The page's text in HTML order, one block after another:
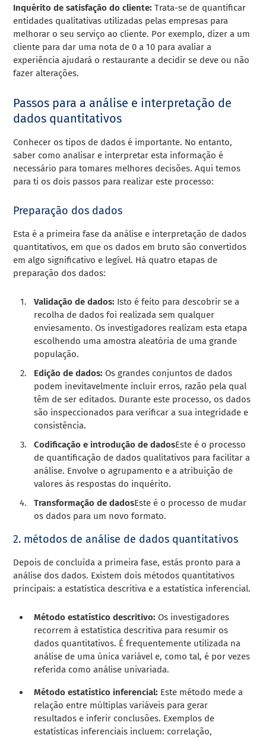
Inquérito de satisfação do cliente:Trata-se de quantificar
entidades qualitativas utilizadas pelas empresas para
melhorar o seu serviço ao cliente. Por exemplo, dizer a um
cliente para dar uma nota de 0 a 10 para avaliar a
experiência ajudará o restaurante a decidir se deve ou não
fazer alterações.
Passos para a análise e interpretação de
dados quantitativos
Conhecer os tipos de dados é importante. No entanto,
saber como analisar e interpretar esta informação é
necessário para tomares melhores decisões. Aqui temos
para ti os dois passos para realizar este processo:
Preparação dos dados
Esta é a primeira fase da análise e interpretação de dados
quantitativos, em que os dados em bruto são convertidos
em algo significativo e legível. Há quatro etapas de
preparação dos dados:
Validação de dados: Isto é feito para descobrir se a
recolha de dados foi realizada sem qualquer
enviesamento. Os investigadores realizam esta etapa
escolhendo uma amostra aleatória de uma grande
população.
Edição de dados: Os grandes conjuntos de dados
podem inevitavelmente incluir erros, razão pela qual
têm de ser editados. Durante este processo, os dados
são inspeccionados para verificar a sua integridade e
consistência.
Codificação e introdução de dadosEste é o processo
de quantificação de dados qualitativos para facilitar a
análise. Envolve o agrupamento e a atribuição de
valores às respostas do inquérito.
Transformação de dadosEste é o processo de mudar
os dados para um novo formato.
2. métodos de análise de dados quantitativos
Depois de concluída a primeira fase, estás pronto para a
análise dos dados. Existem dois métodos quantitativos
principais: a estatística descritiva e a estatística inferencial.
Método estatístico descritivo:Os investigadores
recorrem à estatística descritiva para resumir os
dados quantitativos. É frequentemente utilizada na
análise de uma única variável e, como tal, é por vezes
referida como análise univariada.
Método estatístico inferencial: Este método mede a
relação entre múltiplas variáveis para gerar
resultados e inferir conclusões. Exemplos de
estatísticas inferenciais incluem: correlação,